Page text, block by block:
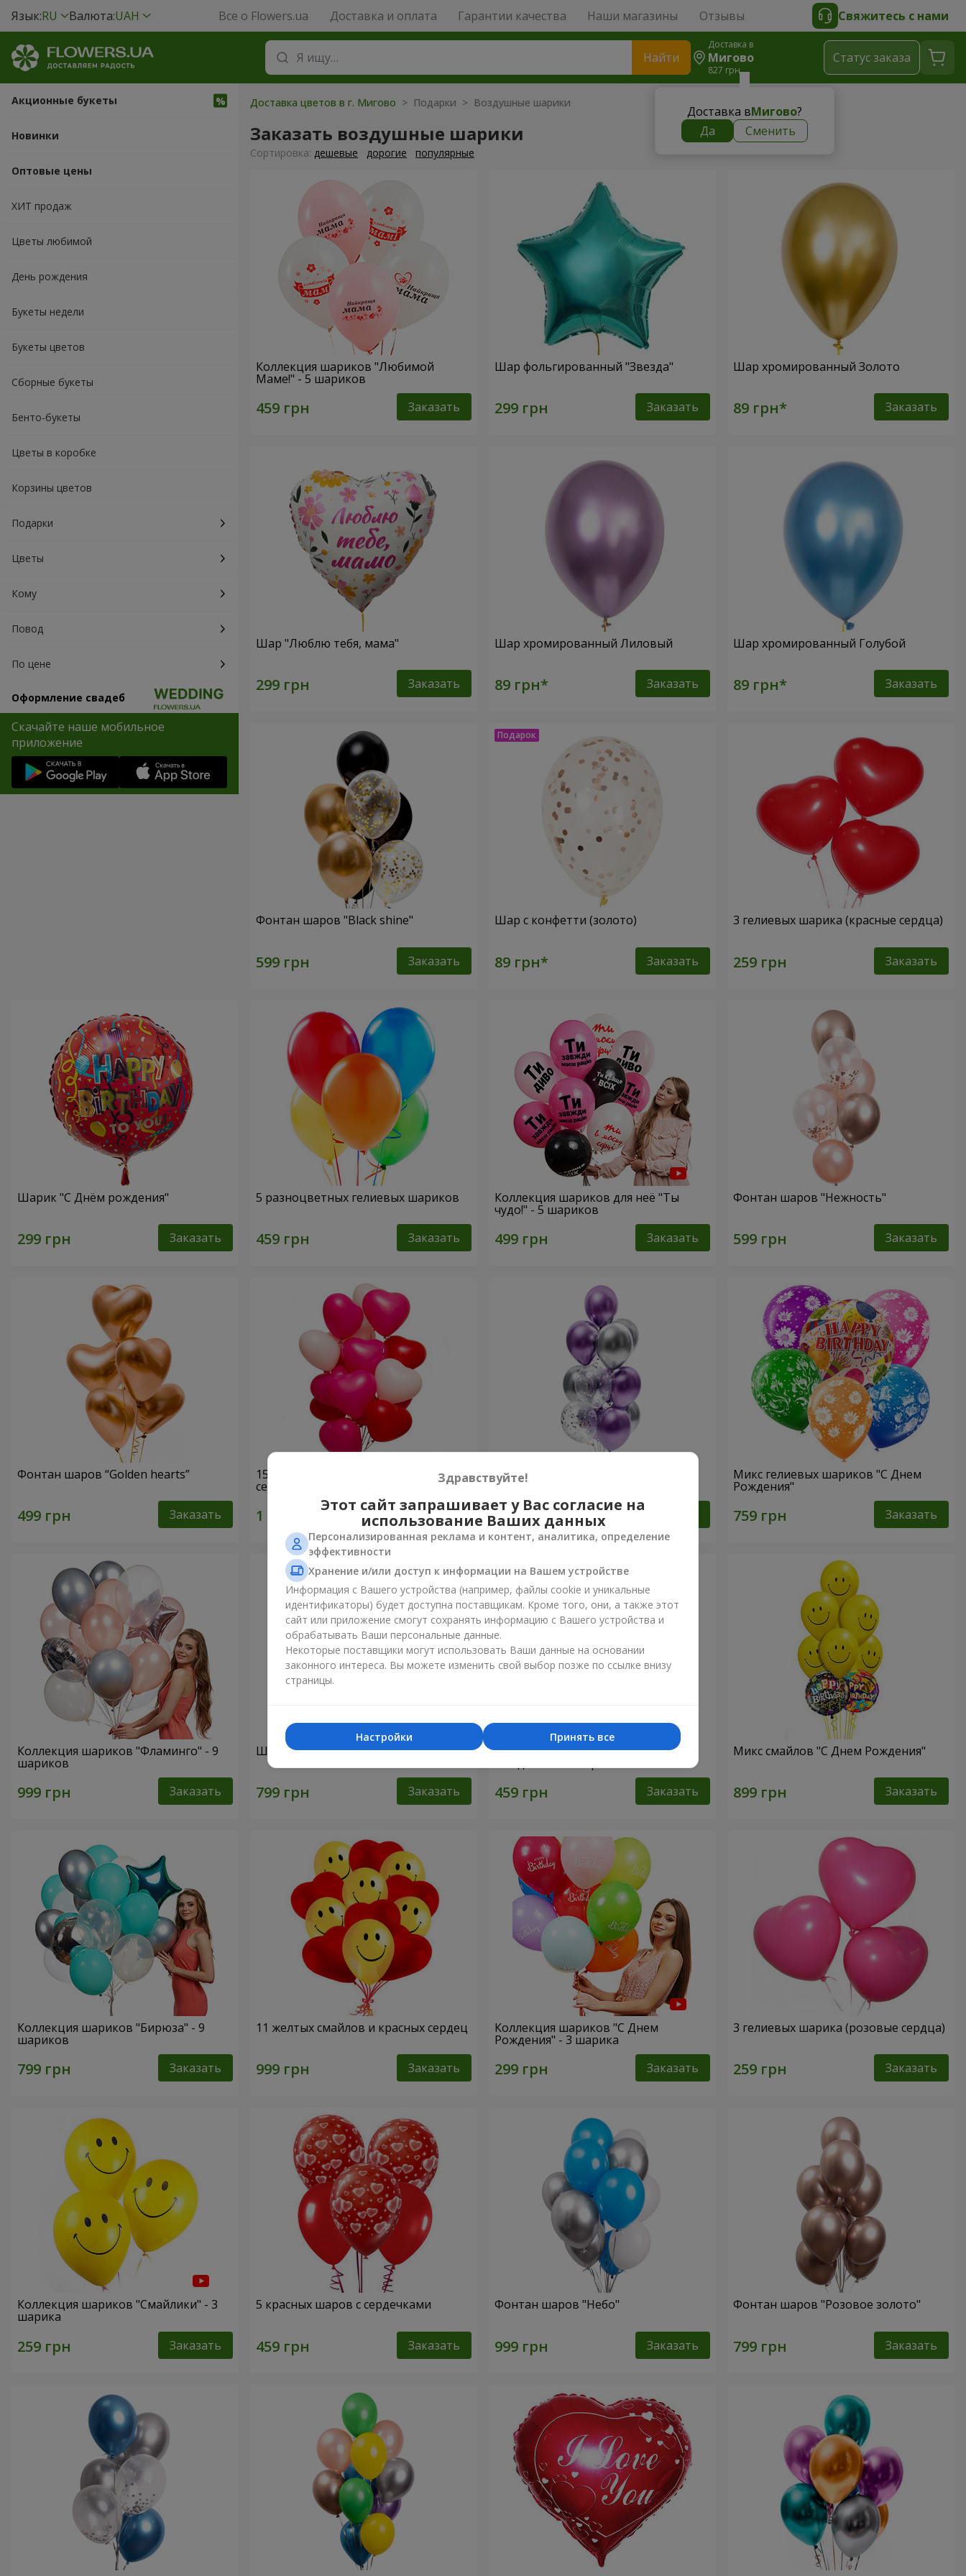
Язык:RU Валюта:UAH Все о Flowers.ua Доставка и оплата Гарантии качества Наши магазины Отзывы Свяжитесь с нами
Найти
Доставка в
Мигово
827 грн
Доставка вМигово?
Да
Сменить
Cтатус заказа
Акционные букеты
Новинки
Оптовые цены
ХИТ продаж
Цветы любимой
День рождения
Букеты недели
Букеты цветов
Сборные букеты
Бенто-букеты
Цветы в коробке
Корзины цветов
Подарки
Цветы
Кому
Повод
По цене
Оформление свадеб
Скачайте наше мобильное
приложение
Доставка цветов в г. Мигово > Подарки > Воздушные шарики
Заказать воздушные шарики
Cортировка: дешевые дорогие популярные
Коллекция шариков "Любимой
Маме!" - 5 шариков
Заказать
Шар фольгированный "Звезда"
Заказать
Шар хромированный Золото
Заказать
Шар "Люблю тебя, мама"
Заказать
Шар хромированный Лиловый
Заказать
Шар хромированный Голубой
Заказать
Фонтан шаров "Black shine"
Заказать
Шар с конфетти (золото)
Заказать
3 гелиевых шарика (красные сердца)
Заказать
Шарик "С Днём рождения"
Заказать
5 разноцветных гелиевых шариков
Заказать
Коллекция шариков для неё "Ты
чудо!" - 5 шариков
Заказать
Фонтан шаров "Нежность"
Заказать
Фонтан шаров “Golden hearts”
Заказать
15 гелиевых шариков (в форме
сердец)
Заказать
Фонтан шаров "Фантазия" Микс гелиевых шариков "C Днем
Рождения"
Заказать
Коллекция шариков "Фламинго" - 9
шариков
Заказать
Шарики "Цифры"
Заказать
Коллекция шариков "С Днем
Заказать
Микс смайлов "C Днем Рождения"
Заказать
Коллекция шариков "Бирюза" - 9
шариков
Заказать
11 желтых смайлов и красных сердец
Заказать
Коллекция шариков "С Днем
Рождения" - 3 шарика
Заказать
3 гелиевых шарика (розовые сердца)
Заказать
Коллекция шариков "Смайлики" - 3
шарика
Заказать
5 красных шаров с сердечками
Заказать
Фонтан шаров "Небо"
Заказать
Фонтан шаров "Розовое золото"
Заказать
Здравствуйте!
Этот сайт запрашивает у Вас согласие на
использование Ваших данных
Персонализированная реклама и контент, аналитика, определение
эффективности
Хранение и/или доступ к информации на Вашем устройстве
Информация с Вашего устройства (например, файлы cookie и уникальные
идентификаторы) будет доступна поставщикам. Кроме того, они, а также этот
сайт или приложение смогут сохранять информацию с Вашего устройства и
обрабатывать Ваши персональные данные.
Некоторые поставщики могут использовать Ваши данные на основании
законного интереса. Вы можете изменить свой выбор позже по ссылке внизу
страницы.
Принять все
Настройки